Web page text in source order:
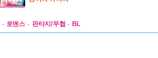
로맨스 판타지/무협 BL